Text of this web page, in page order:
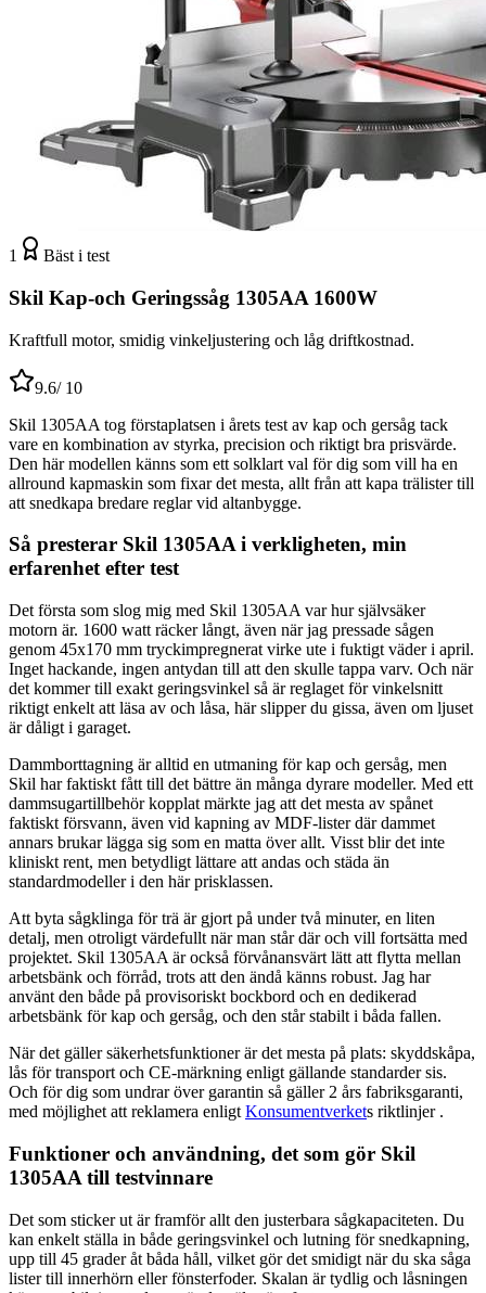
1 Bäst i test
Skil Kap-och Geringssåg 1305AA 1600W
Kraftfull motor, smidig vinkeljustering och låg driftkostnad.
9.6/ 10
Skil 1305AA tog förstaplatsen i årets test av kap och gersåg tack
vare en kombination av styrka, precision och riktigt bra prisvärde.
Den här modellen känns som ett solklart val för dig som vill ha en
allround kapmaskin som fixar det mesta, allt från att kapa trälister till
att snedkapa bredare reglar vid altanbygge.
Så presterar Skil 1305AA i verkligheten, min
erfarenhet efter test
Det första som slog mig med Skil 1305AA var hur självsäker
motorn är. 1600 watt räcker långt, även när jag pressade sågen
genom 45x170 mm tryckimpregnerat virke ute i fuktigt väder i april.
Inget hackande, ingen antydan till att den skulle tappa varv. Och när
det kommer till exakt geringsvinkel så är reglaget för vinkelsnitt
riktigt enkelt att läsa av och låsa, här slipper du gissa, även om ljuset
är dåligt i garaget.
Dammborttagning är alltid en utmaning för kap och gersåg, men
Skil har faktiskt fått till det bättre än många dyrare modeller. Med ett
dammsugartillbehör kopplat märkte jag att det mesta av spånet
faktiskt försvann, även vid kapning av MDF-lister där dammet
annars brukar lägga sig som en matta över allt. Visst blir det inte
kliniskt rent, men betydligt lättare att andas och städa än
standardmodeller i den här prisklassen.
Att byta sågklinga för trä är gjort på under två minuter, en liten
detalj, men otroligt värdefullt när man står där och vill fortsätta med
projektet. Skil 1305AA är också förvånansvärt lätt att flytta mellan
arbetsbänk och förråd, trots att den ändå känns robust. Jag har
använt den både på provisoriskt bockbord och en dedikerad
arbetsbänk för kap och gersåg, och den står stabilt i båda fallen.
När det gäller säkerhetsfunktioner är det mesta på plats: skyddskåpa,
lås för transport och CE-märkning enligt gällande standarder sis.
Och för dig som undrar över garantin så gäller 2 års fabriksgaranti,
med möjlighet att reklamera enligt Konsumentverkets riktlinjer .
Funktioner och användning, det som gör Skil
1305AA till testvinnare
Det som sticker ut är framför allt den justerbara sågkapaciteten. Du
kan enkelt ställa in både geringsvinkel och lutning för snedkapning,
upp till 45 grader åt båda håll, vilket gör det smidigt när du ska såga
lister till innerhörn eller fönsterfoder. Skalan är tydlig och låsningen